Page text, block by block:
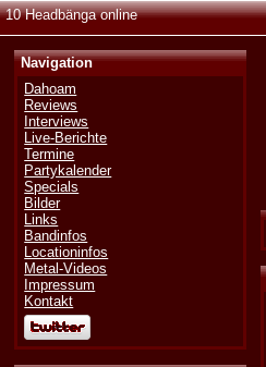
10 Headbänga online
Navigation
Dahoam
Reviews
Interviews
Live-Berichte
Termine
Partykalender
Specials
Bilder
Links
Bandinfos
Locationinfos
Metal-Videos
Impressum
Kontakt